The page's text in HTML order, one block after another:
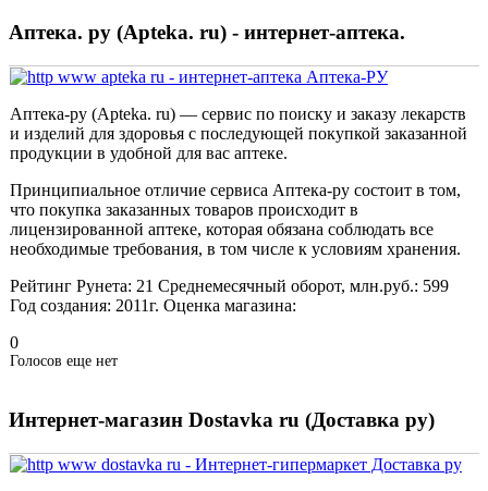
Аптека. ру (Apteka. ru) - интернет-аптека.
Аптека-ру (Apteka. ru) — сервис по поиску и заказу лекарств
и изделий для здоровья с последующей покупкой заказанной
продукции в удобной для вас аптеке.
Принципиальное отличие сервиса Аптека-ру состоит в том,
что покупка заказанных товаров происходит в
лицензированной аптеке, которая обязана соблюдать все
необходимые требования, в том числе к условиям хранения.
Рейтинг Рунета: 21 Среднемесячный оборот, млн.руб.: 599
Год создания: 2011г. Оценка магазина:
0
Голосов еще нет
Интернет-магазин Dostavka ru (Доставка ру)